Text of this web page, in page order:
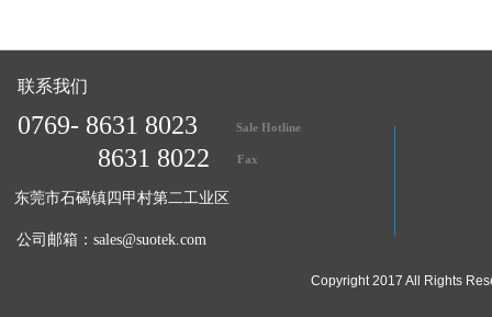
联系我们
0769- 8631 8023 Sale Hotline
8631 8022 Fax
东莞市石碣镇四甲村第二工业区
公司邮箱： sales@suotek.com
Copyright 2017 All Rights